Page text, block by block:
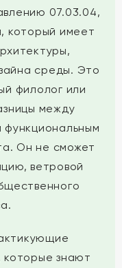
07.03.04,
который имеет
среды. Это
филолог или
между
Он не сможет
ветровой
которые знают